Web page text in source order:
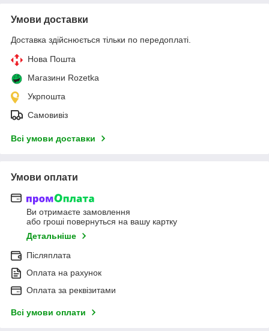
Умови доставки
Доставка здійснюється тільки по передоплаті.
Нова Пошта
Магазини Rozetka
Укрпошта
Самовивіз
Всі умови доставки
Умови оплати
Ви отримаєте замовлення
або гроші повернуться на вашу картку
Детальніше
Післяплата
Оплата на рахунок
Оплата за реквізитами
Всі умови оплати